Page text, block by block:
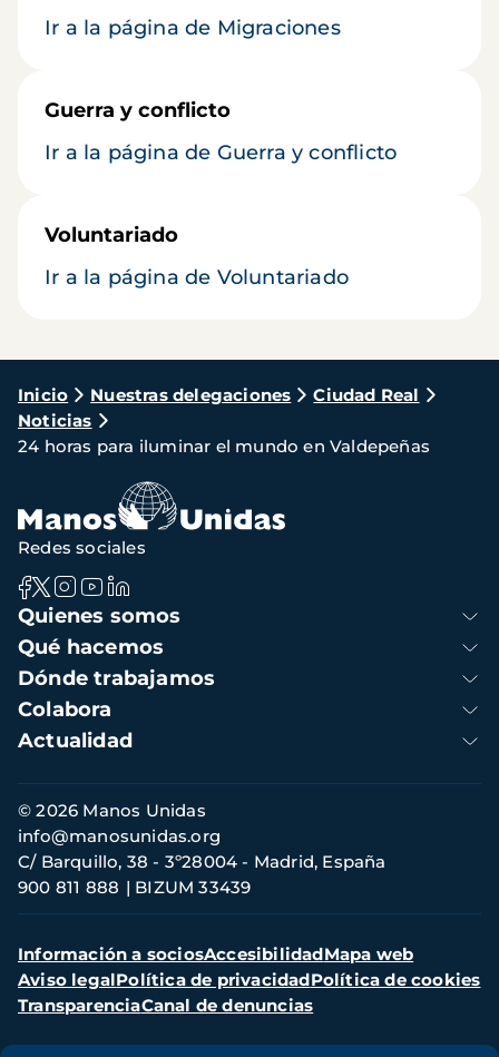
Ir a la página de Migraciones
Guerra y conflicto
Ir a la página de Guerra y conflicto
Voluntariado
Ir a la página de Voluntariado
Ruta
de
navegación
Inicio Nuestras delegaciones
Ciudad Real
Noticias
24 horas para iluminar el mundo en Valdepeñas
Navegación
principal
Quienes somos
Qué hacemos
Dónde trabajamos
Colabora
Actualidad
Redes sociales
Información
de
contacto
© 2026 Manos Unidas
C/ Barquillo, 38 - 3º28004 - Madrid, España
900 811 888
BIZUM 33439
info@manosunidas.org
Menú
secundario
Información a sociosAccesibilidadMapa web
Aviso legalPolítica de privacidadPolítica de cookies
TransparenciaCanal de denuncias